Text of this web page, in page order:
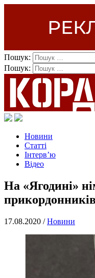
Пошук:
Пошук:
Новини
Статті
Інтерв’ю
Відео
На «Ягодині»
17.08.2020 /Новини